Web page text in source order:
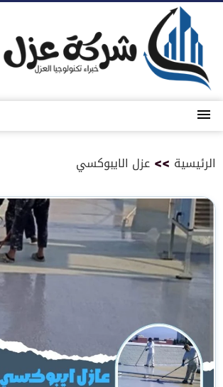
المحتوى
القائمة
الرئيسية >> عزل الايبوكسي